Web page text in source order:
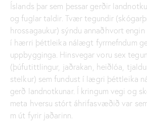
Íslands þar sem þessar gerðir
og fuglar taldir. Tvær tegundir
hrossagaukur) sýndu annaðhvort
í hærri þéttleika nálægt fyrrnefndum
uppbygginga. Hinsvegar voru sex
(þúfutittlingur, jaðrakan, heiðlóa,
stelkur) sem fundust í lægri þéttleika
gerð landnotkunar. Í kringum vegi og
meta hversu stórt áhrifasvæðið var
m út fyrir jaðarinn.